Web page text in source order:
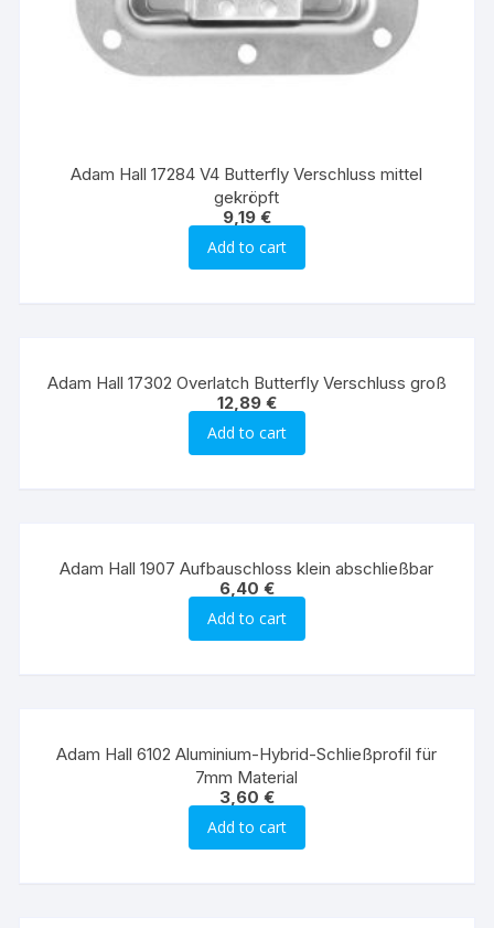
Adam Hall 17284 V4 Butterfly Verschluss mittel
gekröpft
9,19 €
Add to cart
Adam Hall 17302 Overlatch Butterfly Verschluss groß
12,89 €
Add to cart
Adam Hall 1907 Aufbauschloss klein abschließbar
6,40 €
Add to cart
Adam Hall 6102 Aluminium-Hybrid-Schließprofil für
7mm Material
3,60 €
Add to cart